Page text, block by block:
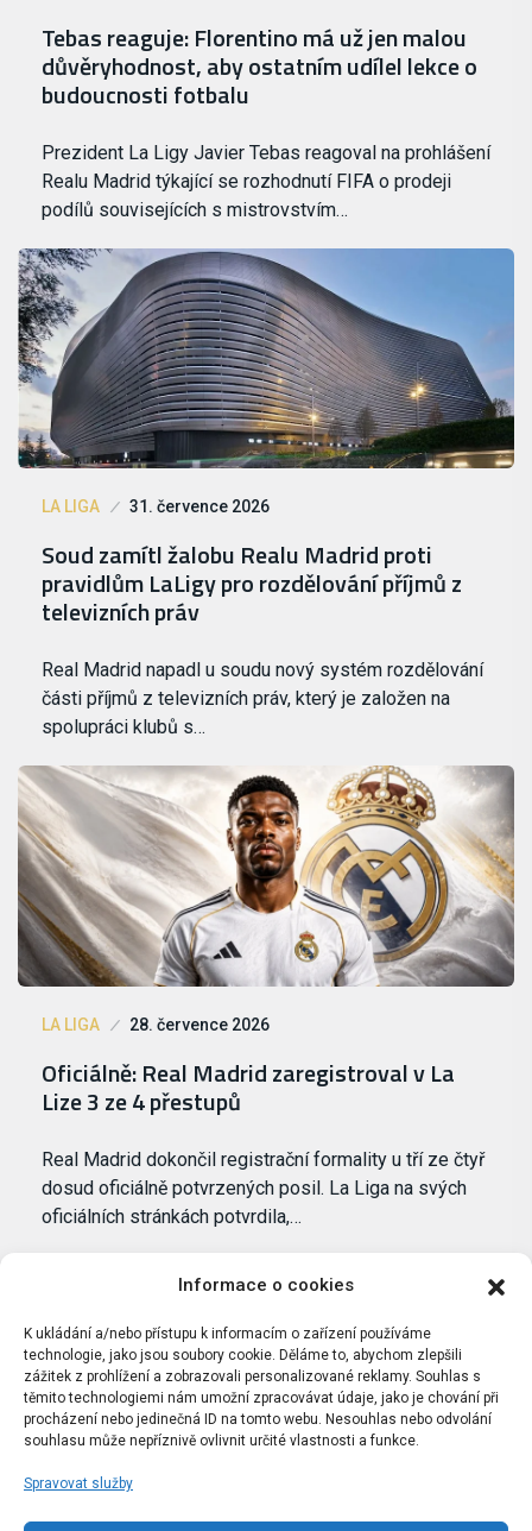
Informace o cookies
K ukládání a/nebo přístupu k informacím o zařízení používáme
technologie, jako jsou soubory cookie. Děláme to, abychom zlepšili
zážitek z prohlížení a zobrazovali personalizované reklamy. Souhlas s
těmito technologiemi nám umožní zpracovávat údaje, jako je chování při
procházení nebo jedinečná ID na tomto webu. Nesouhlas nebo odvolání
souhlasu může nepříznivě ovlivnit určité vlastnosti a funkce.
Spravovat služby
Tebas reaguje: Florentino má už jen malou
důvěryhodnost, aby ostatním udílel lekce o
budoucnosti fotbalu
Prezident La Ligy Javier Tebas reagoval na prohlášení
Realu Madrid týkající se rozhodnutí FIFA o prodeji
podílů souvisejících s mistrovstvím…
LA LIGA 31. července 2026
Soud zamítl žalobu Realu Madrid proti
pravidlům LaLigy pro rozdělování příjmů z
televizních práv
Real Madrid napadl u soudu nový systém rozdělování
části příjmů z televizních práv, který je založen na
spolupráci klubů s…
LA LIGA 28. července 2026
Oficiálně: Real Madrid zaregistroval v La
Lize 3 ze 4 přestupů
Real Madrid dokončil registrační formality u tří ze čtyř
dosud oficiálně potvrzených posil. La Liga na svých
oficiálních stránkách potvrdila,…